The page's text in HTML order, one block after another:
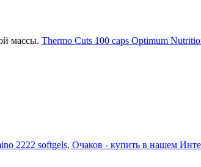
массы. Thermo Cuts 100 caps Optimum
2222 softgels, Очаков - купить в нашем